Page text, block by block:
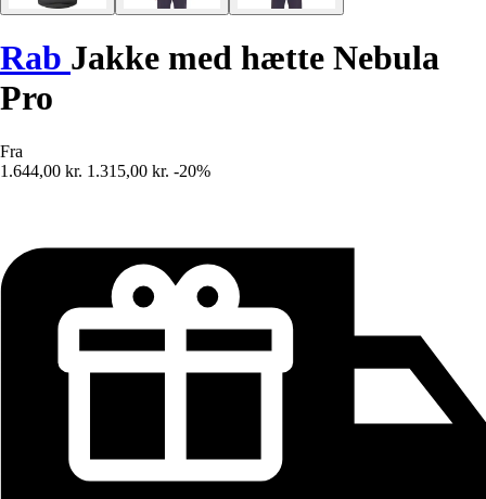
Rab Jakke med hætte Nebula
Pro
Fra
1.644,00 kr. 1.315,00 kr. -20%